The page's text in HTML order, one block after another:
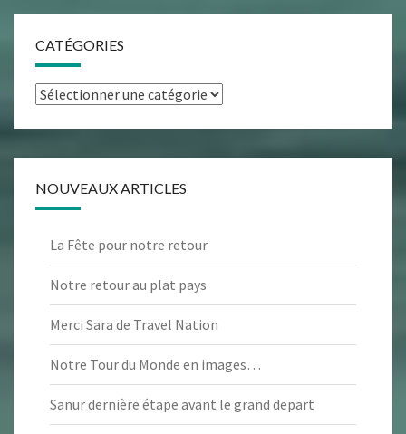
CATÉGORIES
Catégories
NOUVEAUX ARTICLES
La Fête pour notre retour
Notre retour au plat pays
Merci Sara de Travel Nation
Notre Tour du Monde en images…
Sanur dernière étape avant le grand depart